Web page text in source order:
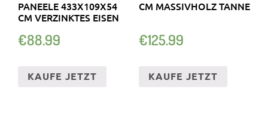
PANEELE 433X109X54
CM VERZINKTES EISEN
€88.99
KAUFE JETZT
CM MASSIVHOLZ TANNE
€125.99
KAUFE JETZT